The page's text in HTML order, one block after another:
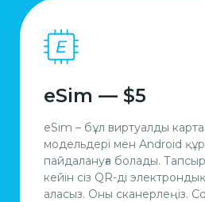
eSim — $5
eSim – бұл виртуалды
модельдері мен Android
пайдалануға болады.
кейін сіз QR-ді
аласыз. Оны сканерлеңіз.